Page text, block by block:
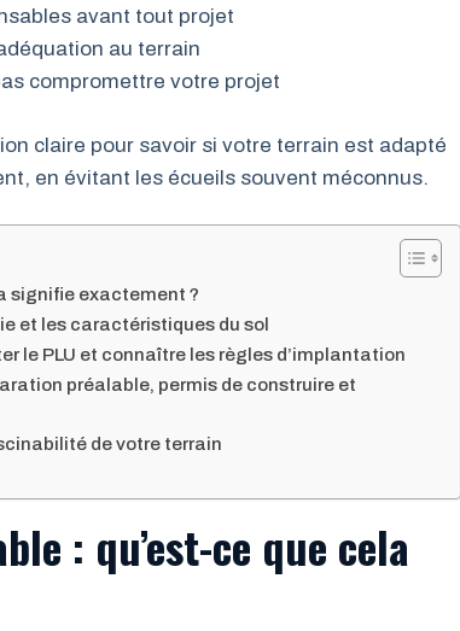
avant tout projet
au terrain
compromettre votre projet
claire pour savoir si votre terrain est adapté
en évitant les écueils souvent méconnus.
signifie exactement ?
et les caractéristiques du sol
le PLU et connaître les règles d’implantation
préalable, permis de construire et
de votre terrain
: qu’est-ce que cela